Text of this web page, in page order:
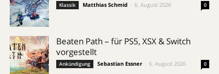
Klassik Matthias Schmid 6. August 2026 0
Beaten Path – für PS5, XSX & Switch
vorgestellt
Ankündigung Sebastian Essner 6. August 2026 0